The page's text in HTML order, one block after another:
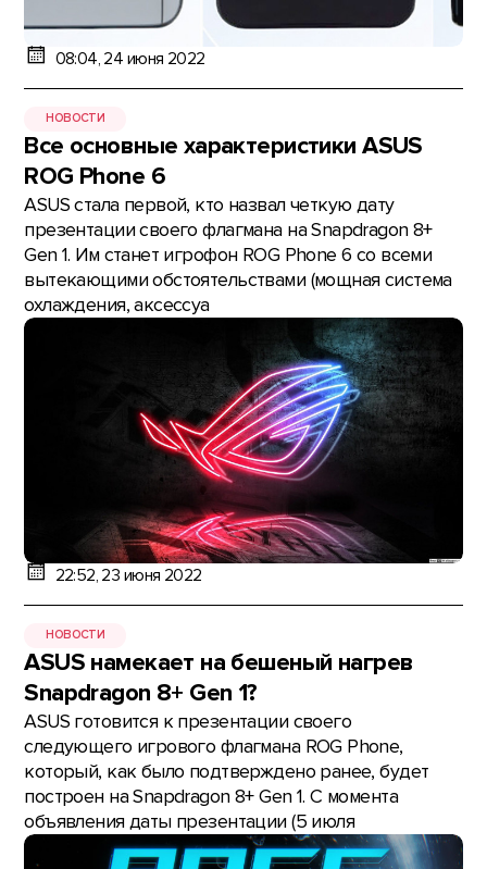
08:04, 24 июня 2022
НОВОСТИ
Все основные характеристики ASUS
ROG Phone 6
ASUS стала первой, кто назвал четкую дату
презентации своего флагмана на Snapdragon 8+
Gen 1. Им станет игрофон ROG Phone 6 со всеми
вытекающими обстоятельствами (мощная система
охлаждения, аксессуа
22:52, 23 июня 2022
НОВОСТИ
ASUS намекает на бешеный нагрев
Snapdragon 8+ Gen 1?
ASUS готовится к презентации своего
следующего игрового флагмана ROG Phone,
который, как было подтверждено ранее, будет
построен на Snapdragon 8+ Gen 1. С момента
объявления даты презентации (5 июля